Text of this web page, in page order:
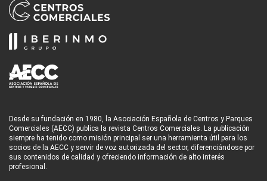
Desde su fundación en 1980, la Asociación Española de Centros y Parques
Comerciales (AECC) publica la revista Centros Comerciales. La publicación
siempre ha tenido como misión principal ser una herramienta útil para los
socios de la AECC y servir de voz autorizada del sector, diferenciándose por
sus contenidos de calidad y ofreciendo información de alto interés
profesional.